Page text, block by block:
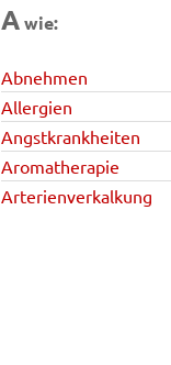
Awie:
Abnehmen
Allergien
Angstkrankheiten
Aromatherapie
Arterienverkalkung